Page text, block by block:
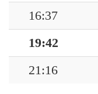
16:37
19:42
21:16